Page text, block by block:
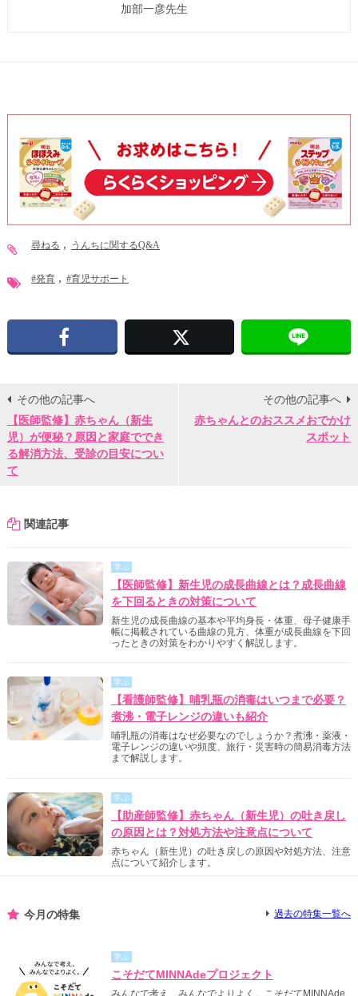
加部一彦先生
尋ねる うんちに関するQ&A
#発育 #育児サポート
その他の記事へ
【医師監修】赤ちゃん（新生
児）が便秘？原因と家庭ででき
る解消方法、受診の目安につい
て
その他の記事へ
赤ちゃんとのおススメおでかけ
スポット
関連記事
学ぶ
【医師監修】新生児の成長曲線とは？成長曲線
を下回るときの対策について
新生児の成長曲線の基本や平均身長・体重、母子健康手
帳に掲載されている曲線の見方、体重が成長曲線を下回
ったときの対策をわかりやすく解説します。
学ぶ
【看護師監修】哺乳瓶の消毒はいつまで必要？
煮沸・電子レンジの違いも紹介
哺乳瓶の消毒はなぜ必要なのでしょうか？煮沸・薬液・
電子レンジの違いや頻度、旅行・災害時の簡易消毒方法
まで解説します。
学ぶ
【助産師監修】赤ちゃん（新生児）の吐き戻し
の原因とは？対処方法や注意点について
赤ちゃん（新生児）の吐き戻しの原因や対処方法、注意
点について紹介します。
今月の特集 過去の特集一覧へ
学ぶ
こそだてMINNAdeプロジェクト
みんなで考え、みんなでよりよく。こそだてMINNAde